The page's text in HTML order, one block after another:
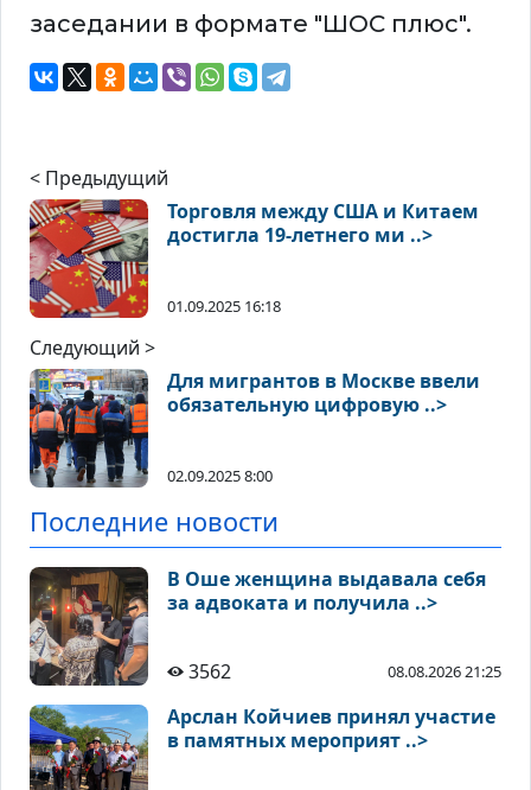
заседании в формате "ШОС плюс".
< Предыдущий
Торговля между США и Китаем
достигла 19-летнего ми ..>
01.09.2025 16:18
Следующий >
Для мигрантов в Москве ввели
обязательную цифровую ..>
02.09.2025 8:00
Последние новости
В Оше женщина выдавала себя
за адвоката и получила ..>
3562 08.08.2026 21:25
Арслан Койчиев принял участие
в памятных мероприят ..>